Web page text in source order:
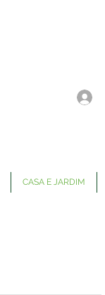
CASA E JARDIM